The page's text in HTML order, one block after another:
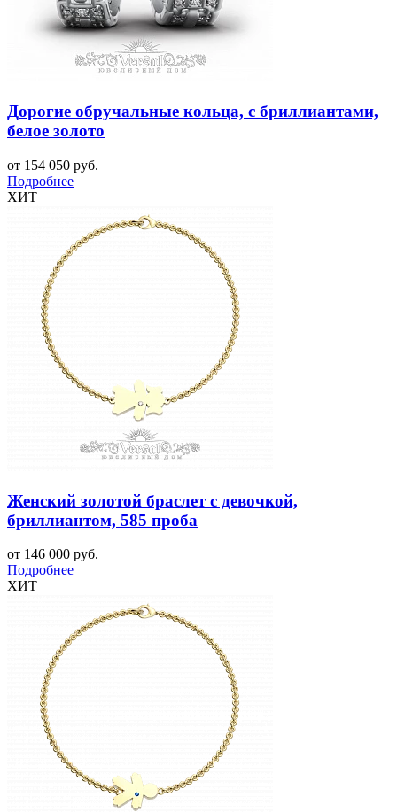
Дорогие обручальные кольца, с бриллиантами,
белое золото
от 154 050 руб.
Подробнее
ХИТ
Женский золотой браслет с девочкой,
бриллиантом, 585 проба
от 146 000 руб.
Подробнее
ХИТ